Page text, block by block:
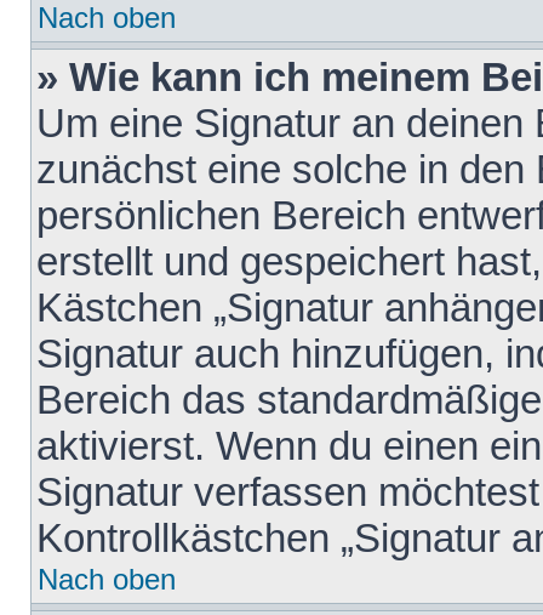
Nach oben
» Wie kann ich meinem
Um eine Signatur an
zunächst eine solche in den
persönlichen Bereich
erstellt und gespeichert
Kästchen „Signatur
Signatur auch hinzufügen,
Bereich das
aktivierst. Wenn du einen
Signatur verfassen
Kontrollkästchen „Signatur
Nach oben